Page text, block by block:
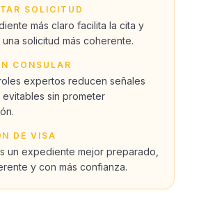
SOLICITUD
más claro facilita la cita y
solicitud más coherente.
CONSULAR
expertos reducen señales
sin prometer
DE VISA
un expediente mejor preparado,
y con más confianza.